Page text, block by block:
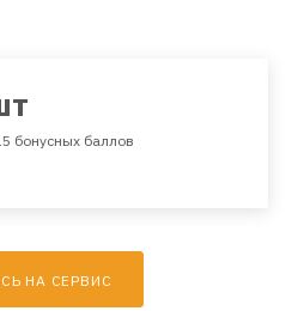
бонусных баллов
НА СЕРВИС